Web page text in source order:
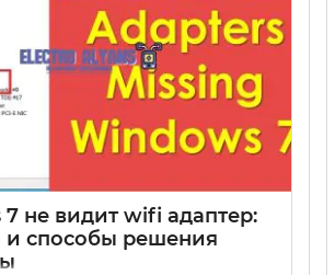
не видит wifi адаптер:
способы решения